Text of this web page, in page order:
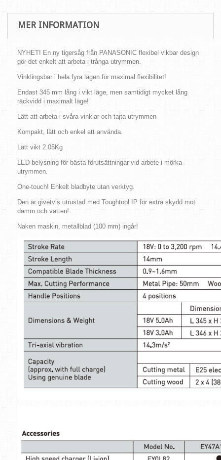
MER INFORMATION
NYHET! En ny tigersåg från PANASONIC flexibel vikbar design
gör det enkelt att arbeta i trånga utrymmen.
Vinklingsbar i hela fyra lägen för maximal flexibilitet!
Endast 345 mm lång i vikt läge, men samtidigt mycket lång
räckvidd i maximalt läge!
Lätt att arbeta i svåra vinklar och tajta utrymmen
Kompakt, lätt och enkel att använda.
Lätt vikt 2.05Kg
LED-belysning för bästa förutsättningar vid arbete i mörka
utrymmen.
One-touch! Enkelt bladbyte utan verktyg.
Den är givetvis utrustad med Toughtool IP för extra skydd mot
damm och vatten!
Naken maskin, metallblad (100 mm) ingår!